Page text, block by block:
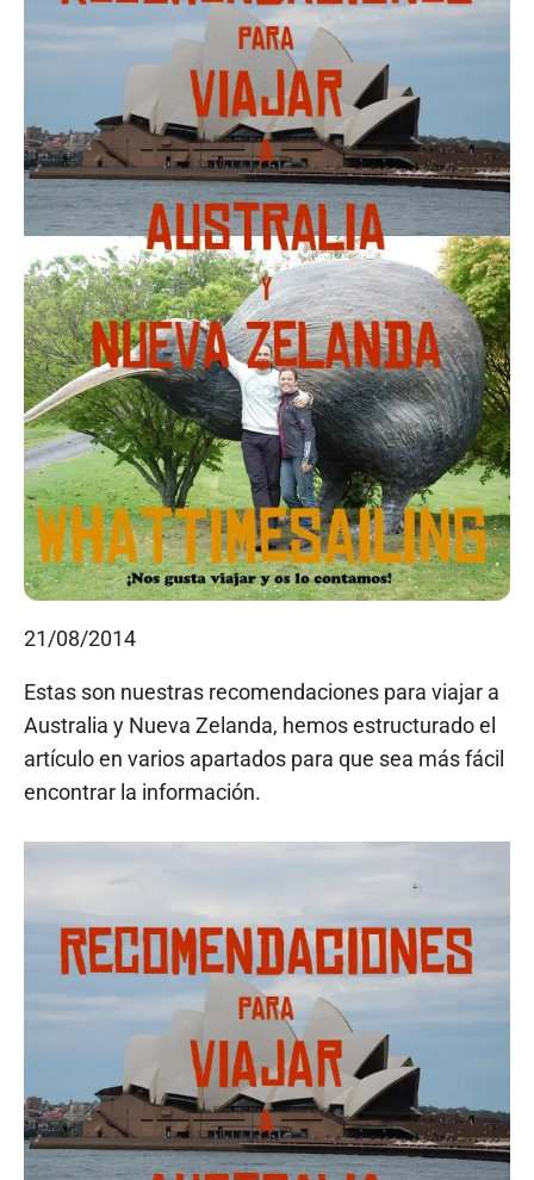
21/08/2014
Estas son nuestras recomendaciones para viajar a
Australia y Nueva Zelanda, hemos estructurado el
artículo en varios apartados para que sea más fácil
encontrar la información.